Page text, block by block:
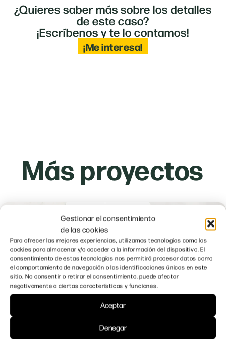
Gestionar el consentimiento
de las cookies
Para ofrecer las mejores experiencias, utilizamos tecnologías como las
cookies para almacenar y/o acceder a la información del dispositivo. El
consentimiento de estas tecnologías nos permitirá procesar datos como
el comportamiento de navegación o las identificaciones únicas en este
sitio. No consentir o retirar el consentimiento, puede afectar
negativamente a ciertas características y funciones.
Aceptar
Denegar
¿Quieres saber más sobre los detalles
de este caso?
¡Escríbenos y te lo contamos!
¡Me interesa!
Más proyectos
Branding: Versagrit